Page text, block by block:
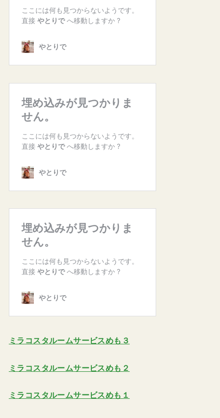
ミラコスタルームサービスめも３
ミラコスタルームサービスめも２
ミラコスタルームサービスめも１